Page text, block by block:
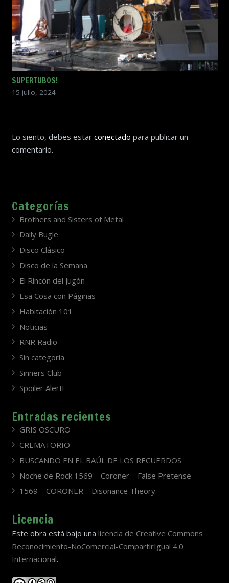
SUPERTUBOS!
15 julio, 2024
Lo siento, debes estar conectado para publicar un
comentario.
Categorías
Brothers and Sisters of Metal
Daily Bugle
Disco Clásico
Disco de la Semana
El Rincón del Jugón
Esa Cosa con Páginas
Habitación 101
Noticias
RNR Radio
Sin categoría
Sinners Club
Spoiler Alert!
Entradas recientes
GRIS OSCURO
CREMATORIO
BUSCANDO EN EL BAÚL DE LOS RECUERDOS
Noche de Rock 1569 – Coroner – False Pretense
1569 – CORONER – Disonance Theory
Licencia
Este obra está bajo una licencia de Creative Commons
Reconocimiento-NoComercial-CompartirIgual 4.0
Internacional.